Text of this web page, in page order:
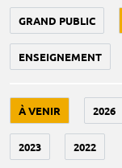
GRAND PUBLIC
ENSEIGNEMENT
À VENIR 2026
2023 2022